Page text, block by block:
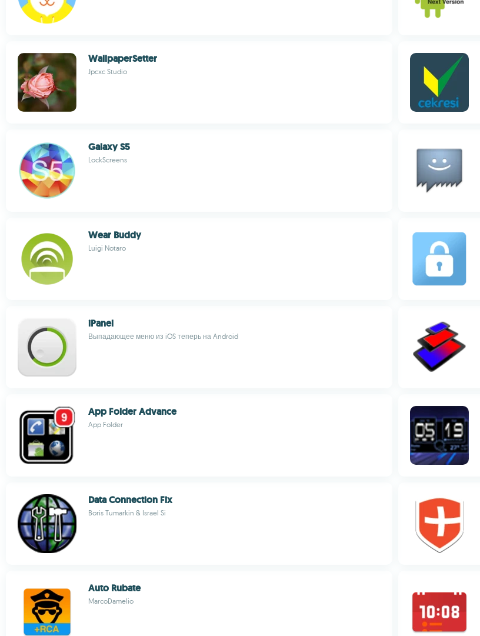
WallpaperSetter
Jpcxc Studio
Galaxy S5
LockScreens
Wear Buddy
Luigi Notaro
iPanel
Выпадающее меню из iOS теперь на Android
App Folder Advance
App Folder
Data Connection Fix
Boris Tumarkin & Israel Si
Auto Rubate
MarcoDamelio